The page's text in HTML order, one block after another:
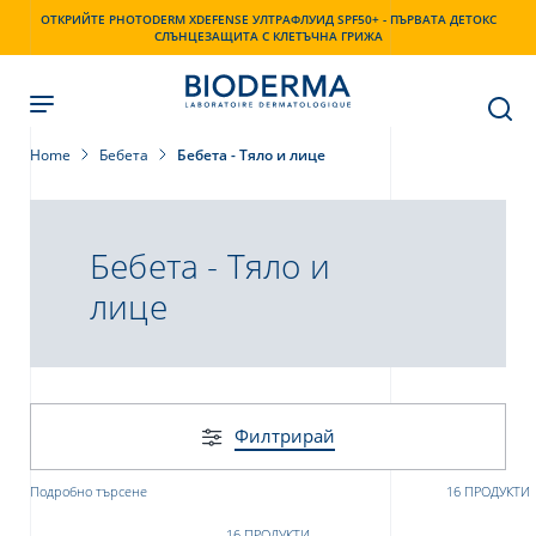
ОТКРИЙТЕ PHOTODERM XDEFENSE УЛТРАФЛУИД SPF50+ - ПЪРВАТА ДЕТОКС
СЛЪНЦЕЗАЩИТА С КЛЕТЪЧНА ГРИЖА
Home Бебета Бебета - Тяло и лице
Бебета - Тяло и
лице
Филтрирай
Подробно търсене 16 ПРОДУКТИ